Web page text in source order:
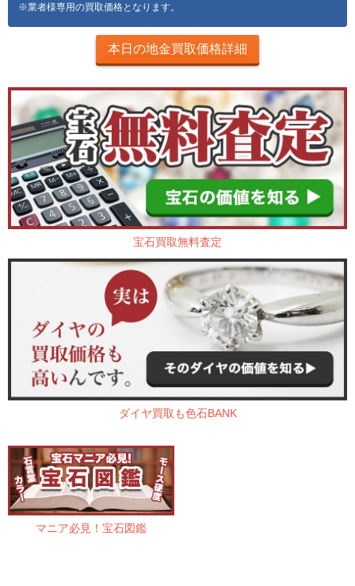
※業者様専用の買取価格となります。
本日の地金買取価格詳細
宝石買取無料査定
ダイヤ買取も色石BANK
マニア必見！宝石図鑑